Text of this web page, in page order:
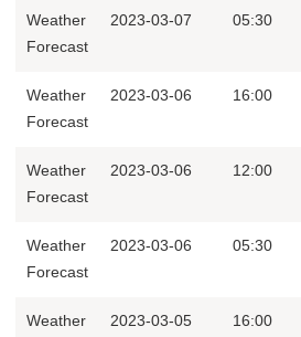
Weather
Forecast
2023-03-07 05:30
Weather
Forecast
2023-03-06 16:00
Weather
Forecast
2023-03-06 12:00
Weather
Forecast
2023-03-06 05:30
Weather
2023-03-05 16:00